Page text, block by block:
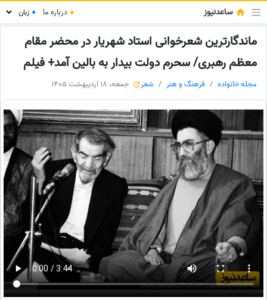
ساعدنیوز ● درباره ما ●
ماندگارترین شعرخوانی استاد شهریار در محضر مقام
معظم رهبری/ سحرم دولت بیدار به بالین آمد+ فیلم
مجله خانواده فرهنگ و هنر شعر جمعه، 18 اردیبهشت 1405